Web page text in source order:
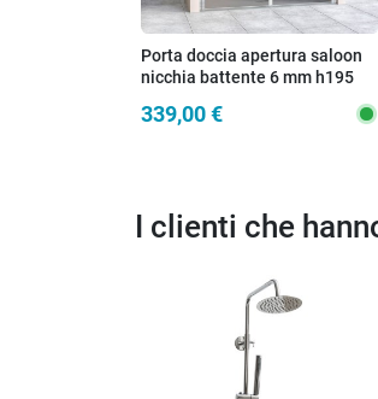
Porta doccia apertura saloon
nicchia battente 6 mm h195
339,00 €
I clienti che